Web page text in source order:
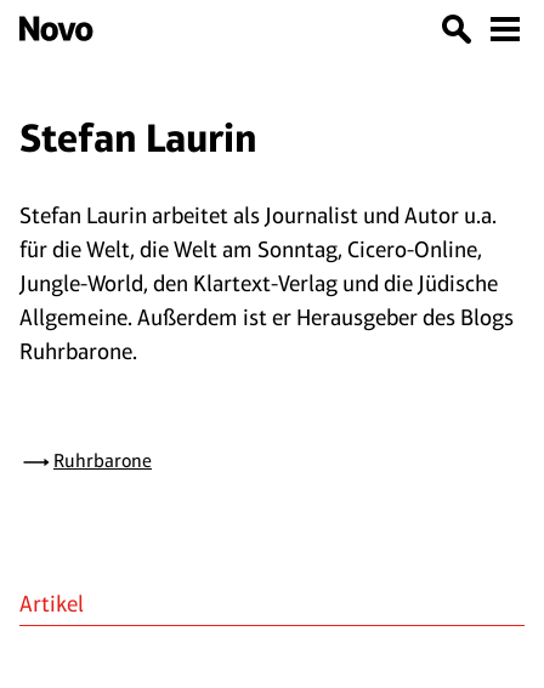
Stefan Laurin
Stefan Laurin arbeitet als Journalist und Autor u.a.
für die Welt, die Welt am Sonntag, Cicero-Online,
Jungle-World, den Klartext-Verlag und die Jüdische
Allgemeine. Außerdem ist er Herausgeber des Blogs
Ruhrbarone.
Ruhrbarone
Artikel